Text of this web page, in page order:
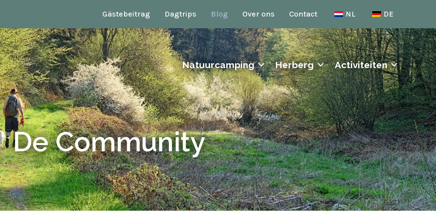
Gästebeitrag Dagtrips Blog Over ons Contact NL DE
Natuurcamping Herberg Activiteiten
De Community